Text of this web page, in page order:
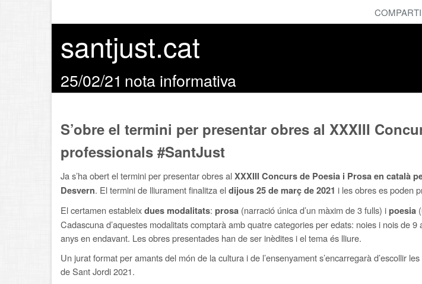
santjust.cat
25/02/21 nota informativa
S’obre el termini per presentar obres al XXXIII
professionals #SantJust
Ja s’ha obert el termini per presentar obres alXXXIII Concurs de Poesia i Prosa en català
Desvern. El termini de lliurament finalitza eldijous 25 de març de 2021 i les obres es poden
El certamen estableixdues modalitats: prosa (narració única d’un màxim de 3 fulls) ipoesia
Cadascuna d’aquestes modalitats comptarà amb quatre categories per edats: noies i nois de
anys en endavant. Les obres presentades han de ser inèdites i el tema és lliure.
Un jurat format per amants del món de la cultura i de l’ensenyament s’encarregarà d’escollir
de Sant Jordi 2021.